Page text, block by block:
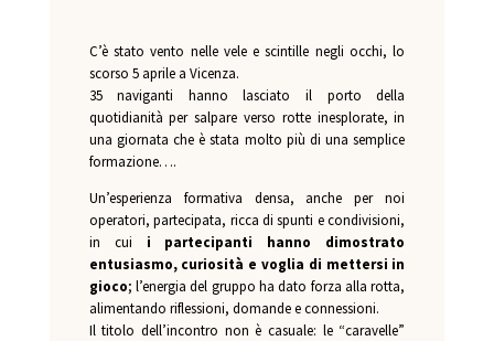
C’è stato vento nelle vele e scintille negli occhi, lo
scorso 5 aprile a Vicenza.
35 naviganti hanno lasciato il porto della
quotidianità per salpare verso rotte inesplorate, in
una giornata che è stata molto più di una semplice
formazione….
Un’esperienza formativa densa, anche per noi
operatori, partecipata, ricca di spunti e condivisioni,
in cui i partecipanti hanno dimostrato
entusiasmo, curiosità e voglia di mettersi in
gioco; l’energia del gruppo ha dato forza alla rotta,
alimentando riflessioni, domande e connessioni.
Il titolo dell’incontro non è casuale: le “caravelle”